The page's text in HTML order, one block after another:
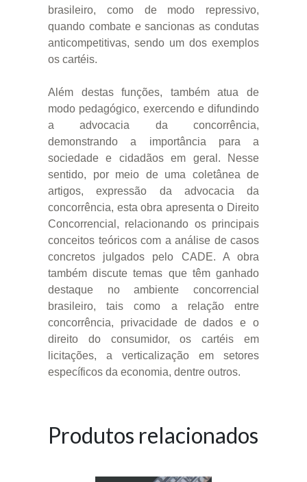
brasileiro, como de modo repressivo,
quando combate e sancionas as condutas
anticompetitivas, sendo um dos exemplos
os cartéis.
Além destas funções, também atua de
modo pedagógico, exercendo e difundindo
a advocacia da concorrência,
demonstrando a importância para a
sociedade e cidadãos em geral. Nesse
sentido, por meio de uma coletânea de
artigos, expressão da advocacia da
concorrência, esta obra apresenta o Direito
Concorrencial, relacionando os principais
conceitos teóricos com a análise de casos
concretos julgados pelo CADE. A obra
também discute temas que têm ganhado
destaque no ambiente concorrencial
brasileiro, tais como a relação entre
concorrência, privacidade de dados e o
direito do consumidor, os cartéis em
licitações, a verticalização em setores
específicos da economia, dentre outros.
Produtos relacionados